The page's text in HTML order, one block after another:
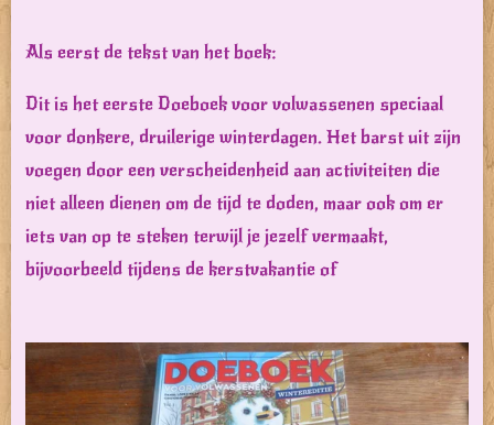
Als eerst de tekst van het boek:
Dit is het eerste Doeboek voor volwassenen speciaal
voor donkere, druilerige winterdagen. Het barst uit zijn
voegen door een verscheidenheid aan activiteiten die
niet alleen dienen om de tijd te doden, maar ook om er
iets van op te steken terwijl je jezelf vermaakt,
bijvoorbeeld tijdens de kerstvakantie of